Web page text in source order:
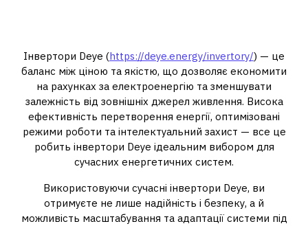
Інвертори Deye (https://deye.energy/invertory/) — це
баланс між ціною та якістю, що дозволяє економити
на рахунках за електроенергію та зменшувати
залежність від зовнішніх джерел живлення. Висока
ефективність перетворення енергії, оптимізовані
режими роботи та інтелектуальний захист — все це
робить інвертори Deye ідеальним вибором для
сучасних енергетичних систем.
Використовуючи сучасні інвертори Deye, ви
отримуєте не лише надійність і безпеку, а й
можливість масштабування та адаптації системи під